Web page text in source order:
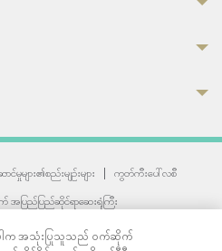
င်မှုများ၏စည်းမျဉ်းများ |
ကွတ်ကီးပေါ်လစီ
အပြည်ပြည်ဆိုင်ရာဆေးရုံကြီး
ါက အသုံးပြုသူသည် ဝက်ဆိုက်